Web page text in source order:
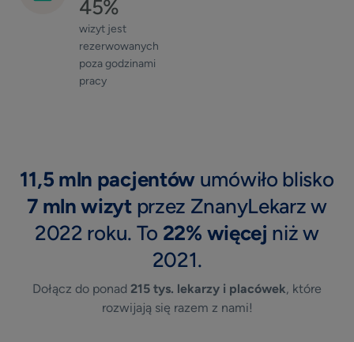
45%
wizyt jest
rezerwowanych
poza godzinami
pracy
11,5 mln pacjentów umówiło blisko
7 mln wizytprzez ZnanyLekarz w
2022 roku. To 22% więcej niż w
2021.
Dołącz do ponad 215 tys. lekarzy i placówek, które
rozwijają się razem z nami!